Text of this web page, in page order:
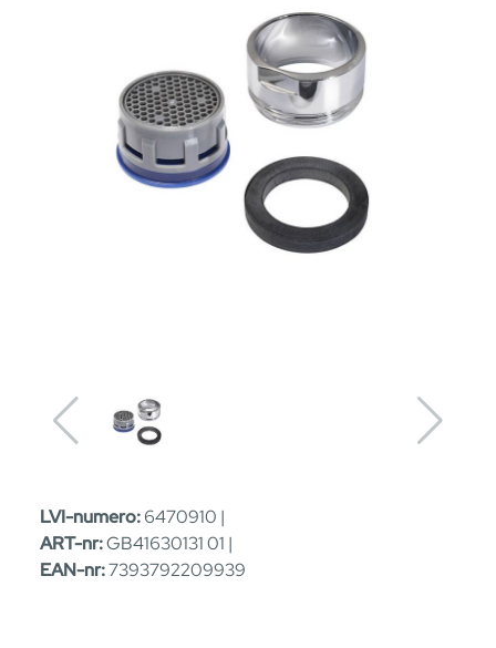
LVI-numero:6470910 |
ART-nr:GB41630131 01 |
EAN-nr:7393792209939